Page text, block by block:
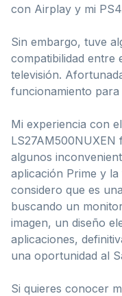
con Airplay y mi
Sin embargo, tuve
compatibilidad entre
televisión.
funcionamiento
Mi experiencia con
algunos
aplicación Prime y
considero que es
buscando un
imagen, un diseño
aplicaciones,
una oportunidad al
Si quieres conocer